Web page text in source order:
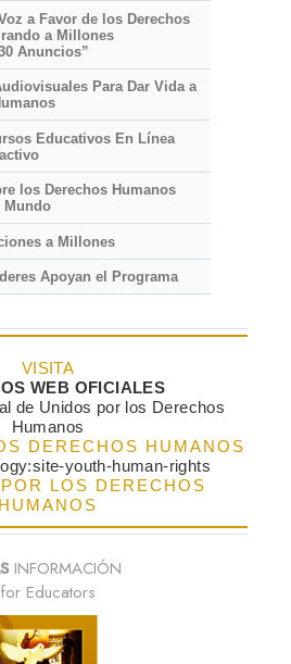
a Favor de los Derechos
a Millones
Anuncios”
Para Dar Vida a
Educativos En Línea
los Derechos Humanos
Mundo
a Millones
Apoyan el Programa
VISITA
WEB OFICIALES
DERECHOS HUMANOS
LOS DERECHOS
HUMANOS
INFORMACIÓN
for Educators